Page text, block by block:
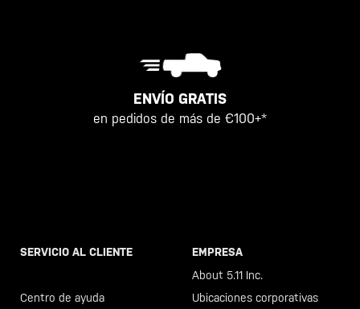
ENVÍO GRATIS
en pedidos de más de €100+*
SERVICIO AL CLIENTE
Centro de ayuda
EMPRESA
About 5.11 Inc.
Ubicaciones corporativas